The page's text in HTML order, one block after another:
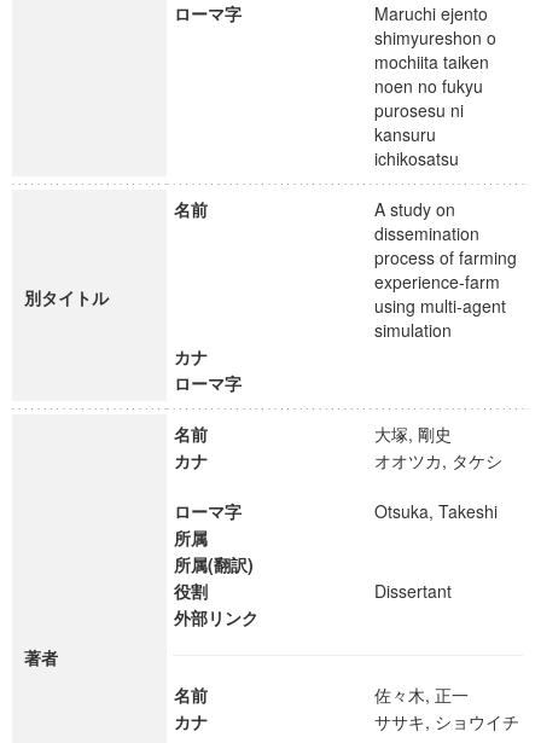
ローマ字
Maruchi ejento
shimyureshon o
mochiita taiken
noen no fukyu
purosesu ni
kansuru
ichikosatsu
別タイトル
名前
A study on
dissemination
process of farming
experience-farm
using multi-agent
simulation
カナ
ローマ字
著者
名前
大塚, 剛史
カナ
オオツカ, タケシ
ローマ字
Otsuka, Takeshi
所属
所属(翻訳)
役割
Dissertant
外部リンク
名前
佐々木, 正一
カナ
ササキ, ショウイチ